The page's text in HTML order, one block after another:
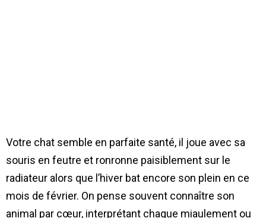
Votre chat semble en parfaite santé, il joue avec sa
souris en feutre et ronronne paisiblement sur le
radiateur alors que l’hiver bat encore son plein en ce
mois de février. On pense souvent connaître son
animal par cœur, interprétant chaque miaulement ou